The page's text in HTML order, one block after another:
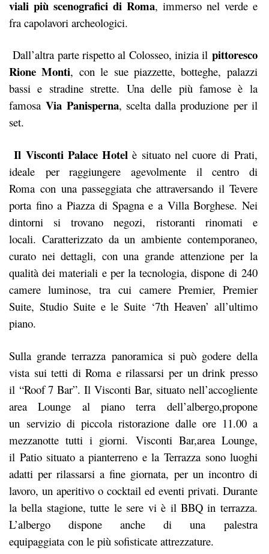
viali più scenografici di Roma, immerso nel verde e
fra capolavori archeologici.
Dall’altra parte rispetto al Colosseo, inizia il pittoresco
Rione Monti, con le sue piazzette, botteghe, palazzi
bassi e stradine strette. Una delle più famose è la
famosaVia Panisperna, scelta dalla produzione per il
set.
Il Visconti Palace Hotel è situato nel cuore di Prati,
ideale per raggiungere agevolmente il centro di
Roma con una passeggiata che attraversando il Tevere
porta fino a Piazza di Spagna e a Villa Borghese. Nei
dintorni si trovano negozi, ristoranti rinomati e
locali. Caratterizzato da un ambiente contemporaneo,
curato nei dettagli, con una grande attenzione per la
qualità dei materiali e per la tecnologia, dispone di 240
camere luminose, tra cui camere Premier, Premier
Suite, Studio Suite e le Suite ‘7th Heaven’ all’ultimo
piano.
Sulla grande terrazza panoramica si può godere della
vista sui tetti di Roma e rilassarsi per un drink presso
il “Roof 7 Bar”. Il Visconti Bar, situato nell’accogliente
area Lounge al piano terra dell’albergo,propone
un servizio di piccola ristorazione dalle ore 11.00 a
mezzanotte tutti i giorni. Visconti Bar,area Lounge,
il Patio situato a pianterreno e la Terrazza sono luoghi
adatti per rilassarsi a fine giornata, per un incontro di
lavoro, un aperitivo o cocktail ed eventi privati. Durante
la bella stagione, tutte le sere vi è il BBQ in terrazza.
L’albergo dispone anche di una palestra
equipaggiata con le più sofisticate attrezzature.